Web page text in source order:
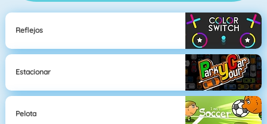
Reflejos
Estacionar
Pelota